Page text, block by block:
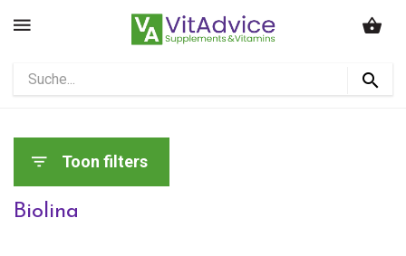
Toon filters
Biolina